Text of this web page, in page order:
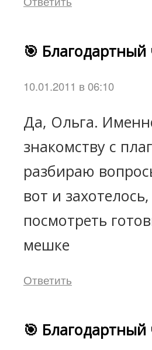
🎯 Благодартный
10.01.2011 в 06:10
Да, Ольга.
знакомству с
разбираю
вот и
посмотреть
мешке
Ответить
🎯 Благодартный